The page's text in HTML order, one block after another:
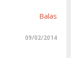
Balas
09/02/2014